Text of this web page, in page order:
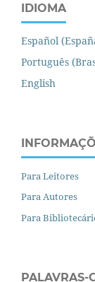
IDIOMA
Español
Português
English
Para Leitores
Para Autores
Para
PALAVRAS-